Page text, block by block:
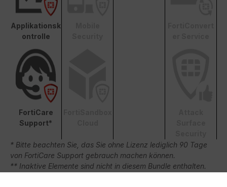
Applikationsk
ontrolle
FortiCare
Support*
* Bitte beachten Sie, das Sie ohne Lizenz lediglich 90 Tage
von FortiCare Support gebrauch machen können.
** Inaktive Elemente sind nicht in diesem Bundle enthalten.